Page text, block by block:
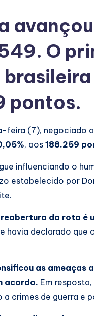
avançou
O
pontos.
feira (7), negociado a
, aos 188.259
influenciando o
estabelecido por
da rota é
havia declarado que
as ameaças
acordo. Em
crimes de guerra e